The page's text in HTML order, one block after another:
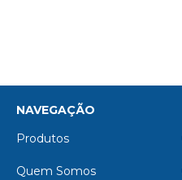
NAVEGAÇÃO
Produtos
Quem Somos